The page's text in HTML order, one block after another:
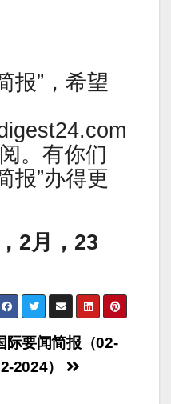
报”，希望
。有你们
报”办得更
2月，23
际要闻简报（02-
2024）